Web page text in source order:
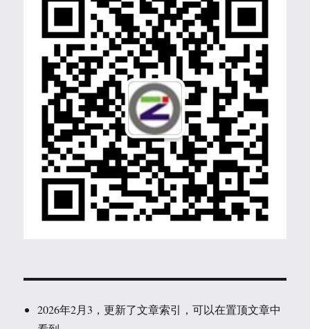
2026年2月3，更新了文章索引，可以在置顶文章中